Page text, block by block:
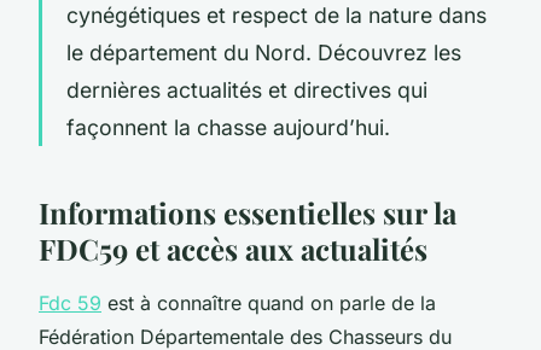
cynégétiques et respect de la nature dans
le département du Nord. Découvrez les
dernières actualités et directives qui
façonnent la chasse aujourd’hui.
Informations essentielles sur la
FDC59 et accès aux actualités
Fdc 59 est à connaître quand on parle de la
Fédération Départementale des Chasseurs du